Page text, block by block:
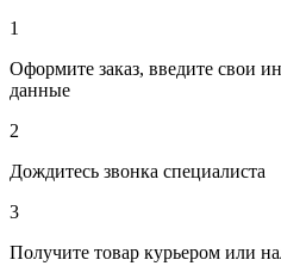
1
Оформите заказ, введите свои
данные
2
Дождитесь звонка специалиста
3
Получите товар курьером или